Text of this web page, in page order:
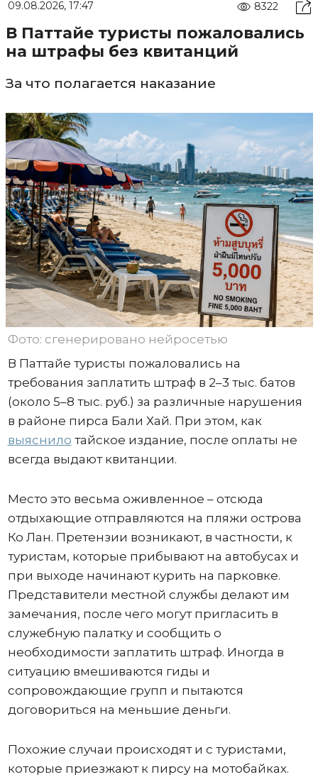
09.08.2026, 17:47 8322
В Паттайе туристы пожаловались
на штрафы без квитанций
За что полагается наказание
Фото: сгенерировано нейросетью
В Паттайе туристы пожаловались на
требования заплатить штраф в 2–3 тыс. батов
(около 5–8 тыс. руб.) за различные нарушения
в районе пирса Бали Хай. При этом, как
выяснило тайское издание, после оплаты не
всегда выдают квитанции.
Место это весьма оживленное – отсюда
отдыхающие отправляются на пляжи острова
Ко Лан. Претензии возникают, в частности, к
туристам, которые прибывают на автобусах и
при выходе начинают курить на парковке.
Представители местной службы делают им
замечания, после чего могут пригласить в
служебную палатку и сообщить о
необходимости заплатить штраф. Иногда в
ситуацию вмешиваются гиды и
сопровождающие групп и пытаются
договориться на меньшие деньги.
Похожие случаи происходят и с туристами,
которые приезжают к пирсу на мотобайках.